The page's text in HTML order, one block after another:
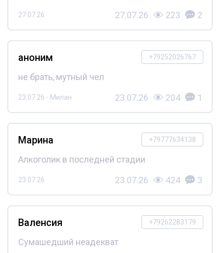
27.07.26 27.07.26 223 2
+79252026767
аноним
не брать, мутный чел
23.07.26 - Милан 23.07.26 204 1
+79777634138
Марина
Алкоголик в последней стадии
23.07.26 23.07.26 424 3
+79262283179
Валенсия
Сумашедший неадекват